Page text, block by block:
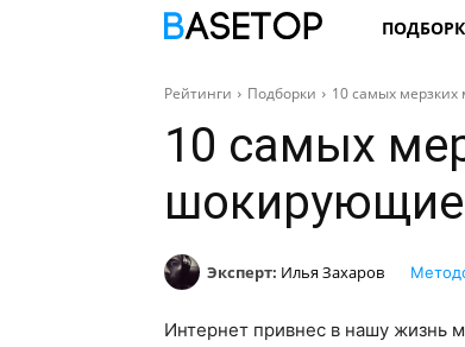
Рейтинги Подборки 10 самых
10 самых
Эксперт: Илья Захаров
Интернет привнес в нашу жизнь